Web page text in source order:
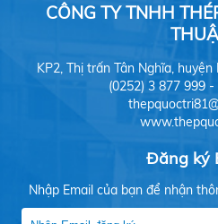
CÔNG TY TNHH
KP2, Thị trấn Tân Nghĩa,
(0252) 3 877 999
Đăng ký
Nhập Email của bạn để nhận